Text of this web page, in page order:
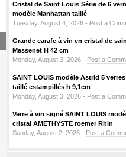
Cristal de Saint Louis Série de 6
modèle Manhattan taillé
Tuesday, August 4, 2026 - Post a
Grande carafe à vin en cristal de
Massenet H 42 cm
Monday, August 3, 2026 - Post a
SAINT LOUIS modèle Astrid 5
taillé estampillés h 9,1cm
Monday, August 3, 2026 - Post a
Verre à vin signé SAINT LOUIS
cristal AMETHYSTE roemer Rhin
Sunday, August 2, 2026 - Post a